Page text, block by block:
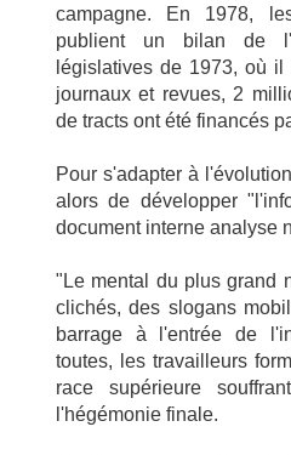
campagne. En 1978,
publient un bilan de
législatives de 1973, où
journaux et revues, 2
de tracts ont été financés
Pour s'adapter à
alors de développer
document interne analyse
"Le mental du plus grand
clichés, des slogans
barrage à l'entrée de
toutes, les travailleurs
race supérieure
l'hégémonie finale.